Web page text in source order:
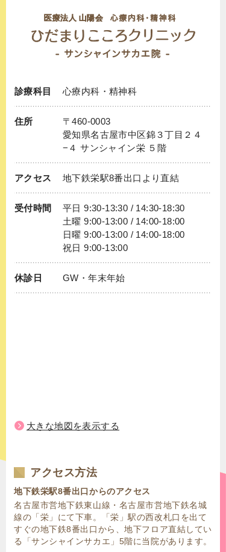
診療科目 心療内科 ・精神科
住所
〒460-0003
愛知県名古屋市中区錦３丁目２４
−４ サンシャイン栄 ５階
アクセス 地下鉄栄駅8番出口より直結
受付時間
平日 9:30-13:30 / 14:30-18:30
土曜 9:00-13:00 / 14:00-18:00
日曜 9:00-13:00 / 14:00-18:00
祝日 9:00-13:00
休診日 GW・年末年始
大きな地図を表示する
アクセス方法
地下鉄栄駅8番出口からのアクセス
名古屋市営地下鉄東山線・名古屋市営地下鉄名城
線の「栄」にて下車。「栄」駅の西改札口を出て
すぐの地下鉄8番出口から、地下フロア直結してい
る「サンシャインサカエ」5階に当院があります。